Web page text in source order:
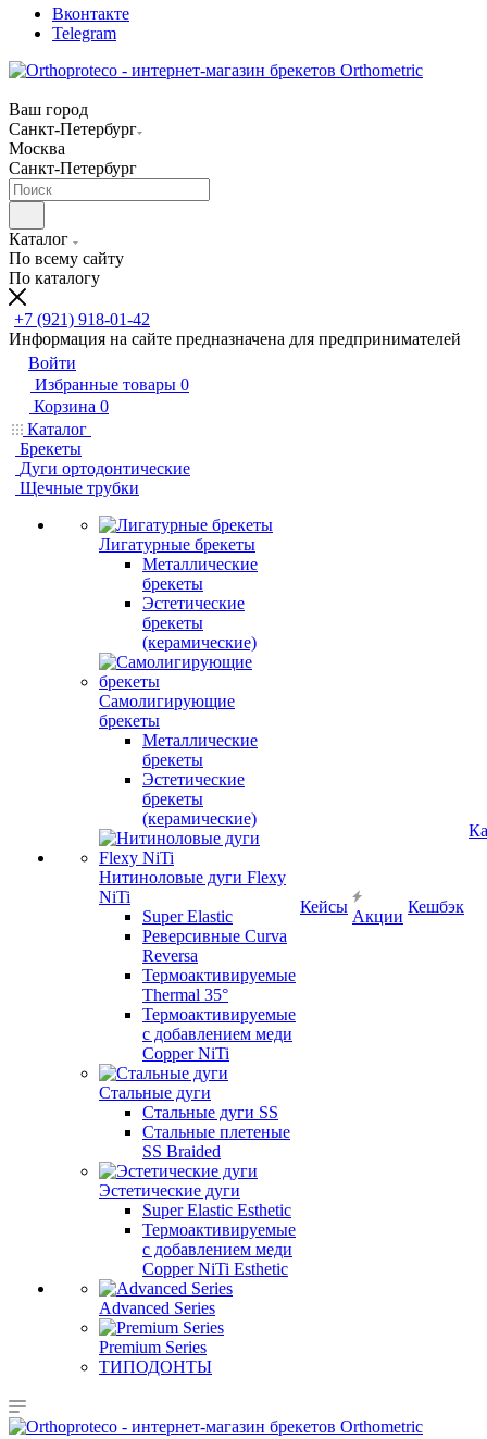
Вконтакте
Telegram
Ваш город
Санкт-Петербург
Москва
Санкт-Петербург
Каталог
По всему сайту
По каталогу
+7 (921) 918-01-42
Информация на сайте предназначена для предпринимателей
Войти
Избранные товары 0
Корзина 0
Каталог
Брекеты
Дуги ортодонтические
Щечные трубки
Лигатурные брекеты
Металлические
брекеты
Эстетические
брекеты
(керамические)
Самолигирующие
брекеты
Металлические
брекеты
Эстетические
брекеты
(керамические)
Нитиноловые дуги Flexy
NiTi
Super Elastic
Реверсивные Curva
Reversa
Термоактивируемые
Thermal 35°
Термоактивируемые
с добавлением меди
Copper NiTi
Стальные дуги
Стальные дуги SS
Стальные плетеные
SS Braided
Эстетические дуги
Super Elastic Esthetic
Термоактивируемые
с добавлением меди
Copper NiTi Esthetic
Advanced Series
Premium Series
ТИПОДОНТЫ
Кейсы
Акции
Кешбэк